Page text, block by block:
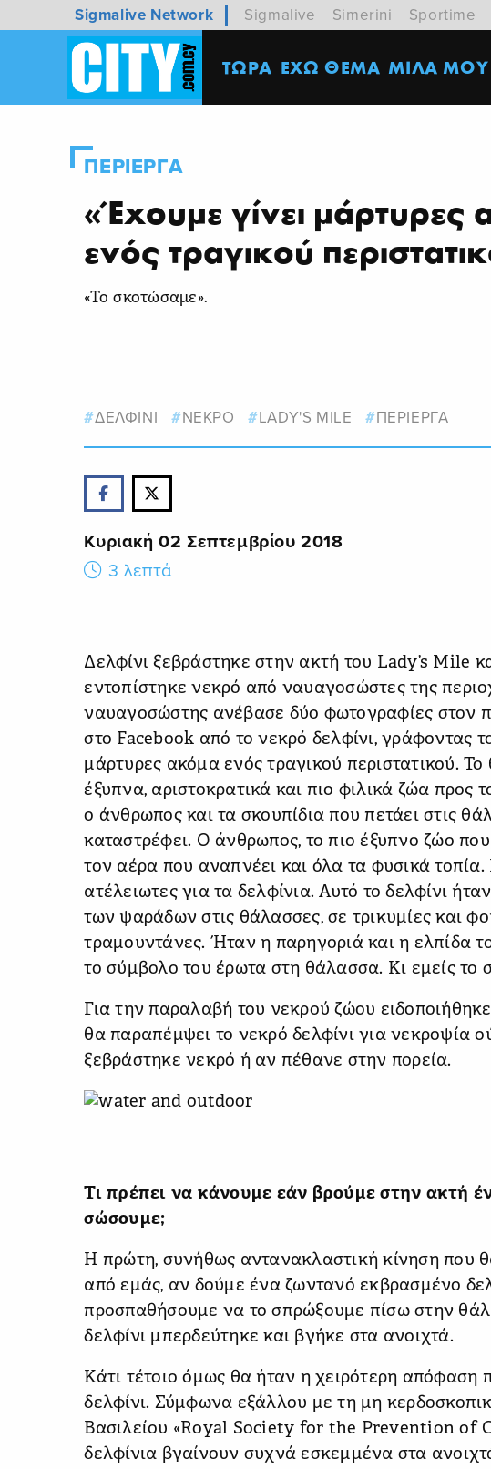
Sigmalive Network Sigmalive Simerini Sportime
ΤΩΡΑ ΕΧΩ ΘΕΜΑ MΙΛΑ ΜΟΥ
ΠΕΡΙΕΡΓΑ
«Έχουμε γίνει μάρτυρες
ενός τραγικού
«Το σκοτώσαμε».
ΔΕΛΦΙΝΙ ΝΕΚΡΟ LADY'S MILE ΠΕΡΙΕΡΓΑ
Κυριακή 02 Σεπτεμβρίου 2018
3 λεπτά
Δελφίνι ξεβράστηκε στην ακτή του Lady’s Mile
εντοπίστηκε νεκρό από ναυαγοσώστες της
ναυαγοσώστης ανέβασε δύο φωτογραφίες στον
στο Facebook από το νεκρό δελφίνι, γράφοντας
μάρτυρες ακόμα ενός τραγικού περιστατικού.
έξυπνα, αριστοκρατικά και πιο φιλικά ζώα προς
ο άνθρωπος και τα σκουπίδια που πετάει στις
καταστρέφει. Ο άνθρωπος, το πιο έξυπνο ζώο
τον αέρα που αναπνέει και όλα τα φυσικά τοπία.
ατέλειωτες για τα δελφίνια. Αυτό το δελφίνι
των ψαράδων στις θάλασσες, σε τρικυμίες και
τραμουντάνες. Ήταν η παρηγοριά και η ελπίδα
το σύμβολο του έρωτα στη θάλασσα. Κι εμείς το
Για την παραλαβή του νεκρού ζώου
θα παραπέμψει το νεκρό δελφίνι για νεκροψία
ξεβράστηκε νεκρό ή αν πέθανε στην πορεία.
Τι πρέπει να κάνουμε εάν βρούμε στην ακτή
σώσουμε;
Η πρώτη, συνήθως αντανακλαστική κίνηση που
από εμάς, αν δούμε ένα ζωντανό εκβρασμένο
προσπαθήσουμε να το σπρώξουμε πίσω στην
δελφίνι μπερδεύτηκε και βγήκε στα ανοιχτά.
Κάτι τέτοιο όμως θα ήταν η χειρότερη απόφαση
δελφίνι. Σύμφωνα εξάλλου με τη μη
Βασιλείου «Royal Society for the Prevention of
δελφίνια βγαίνουν συχνά εσκεμμένα στα